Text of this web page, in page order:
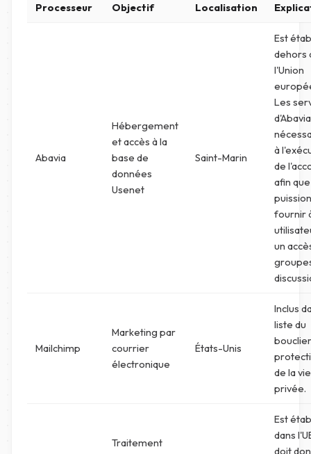
Processeur Objectif Localisation
Abavia
Hébergement
et accès à la
base de
données
Usenet
Saint-Marin
Est
dehors
l'Union
Les
à
de
afin
fournir
un
Mailchimp
Marketing par
courrier
électronique
États-Unis
Inclus
liste du
de la vie
privée.
Traitement
Est
dans
doit